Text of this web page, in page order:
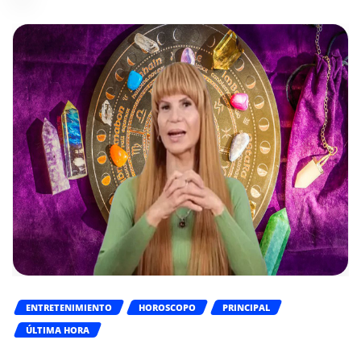
ENTRETENIMIENTO HOROSCOPO
PRINCIPAL
ÚLTIMA HORA